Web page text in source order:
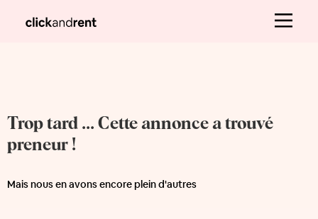
Trop tard ... Cette annonce a trouvé
preneur !
Mais nous en avons encore plein d'autres